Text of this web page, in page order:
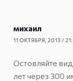
михаил
11 ОКТЯБРЯ, 2013 /
Остовляйте
лет через 300